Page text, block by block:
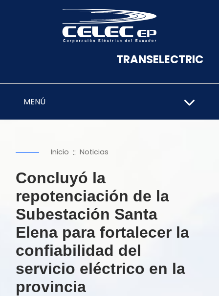
TRANSELECTRIC
MENÚ
Inicio :: Noticias
Concluyó la
repotenciación de la
Subestación Santa
Elena para fortalecer la
confiabilidad del
servicio eléctrico en la
provincia